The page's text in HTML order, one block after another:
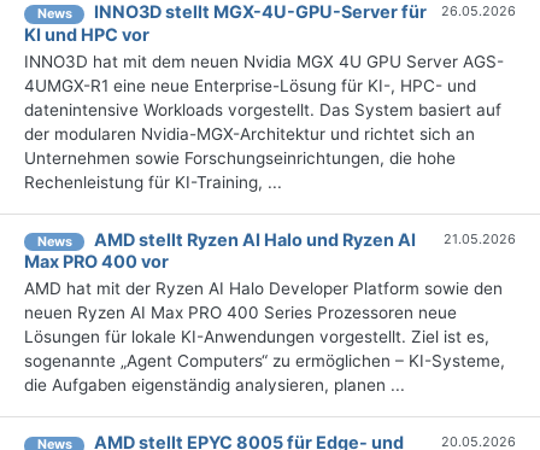
News
INNO3D stellt MGX-4U-GPU-Server für
KI und HPC vor
26.05.2026
INNO3D hat mit dem neuen Nvidia MGX 4U GPU Server AGS-
4UMGX-R1 eine neue Enterprise-Lösung für KI-, HPC- und
datenintensive Workloads vorgestellt. Das System basiert auf
der modularen Nvidia-MGX-Architektur und richtet sich an
Unternehmen sowie Forschungseinrichtungen, die hohe
Rechenleistung für KI-Training, ...
News
AMD stellt Ryzen AI Halo und Ryzen AI
Max PRO 400 vor
21.05.2026
AMD hat mit der Ryzen AI Halo Developer Platform sowie den
neuen Ryzen AI Max PRO 400 Series Prozessoren neue
Lösungen für lokale KI-Anwendungen vorgestellt. Ziel ist es,
sogenannte „Agent Computers“ zu ermöglichen – KI-Systeme,
die Aufgaben eigenständig analysieren, planen ...
News
AMD stellt EPYC 8005 für Edge- und
20.05.2026